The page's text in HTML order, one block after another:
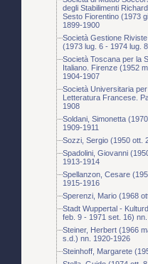
degli Stabilimenti
Sesto Fiorentino (1973
1899-1900
Società Gestione
(1973 lug. 6 - 1974 lug.
Società Toscana per la
Italiano. Firenze (1952
1904-1907
Società Universitaria
Letteratura Francese.
1908
Soldani, Simonetta
1909-1911
Sozzi, Sergio (1950 ott.
Spadolini, Giovanni
1913-1914
Spellanzon, Cesare
1915-1916
Sperenzi, Mario (1968
Stadt Wuppertal -
feb. 9 - 1971 set. 16)
Steiner, Herbert (1966
s.d.) nn. 1920-1926
Steinhoff, Margarete